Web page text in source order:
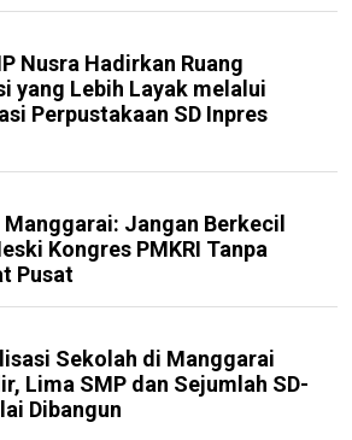
Nusra Hadirkan Ruang
yang Lebih Layak melalui
Perpustakaan SD Inpres
Manggarai: Jangan Berkecil
Kongres PMKRI Tanpa
Pusat
Sekolah di Manggarai
Lima SMP dan Sejumlah SD-
Dibangun